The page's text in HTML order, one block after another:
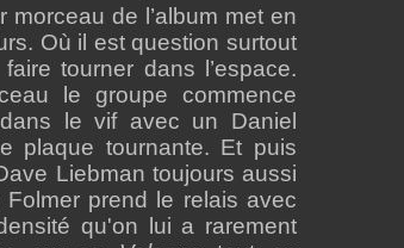
morceau de l’album met en
Où il est question surtout
tourner dans l’espace.
le groupe commence
le vif avec un Daniel
plaque tournante. Et puis
Liebman toujours aussi
prend le relais avec
qu'on lui a rarement